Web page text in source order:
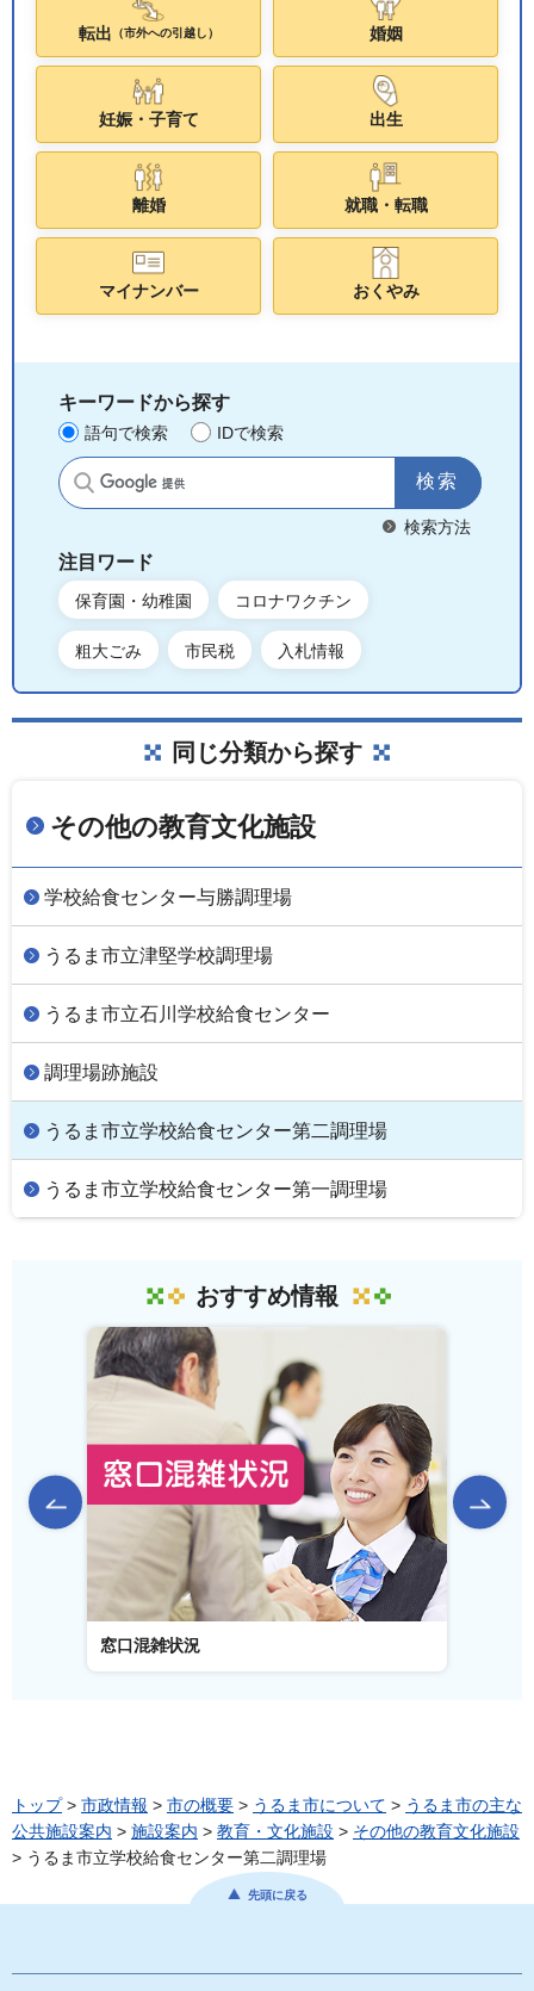
転出 （市外への引越し） 婚姻
妊娠・子育て 出生
離婚 就職・転職
マイナンバー おくやみ
キーワードから探す
語句で検索 IDで検索
サイト内検索
検索方法
注目ワード
保育園・幼稚園 コロナワクチン
粗大ごみ 市民税 入札情報
同じ分類から探す
その他の教育文化施設
学校給食センター与勝調理場
うるま市立津堅学校調理場
うるま市立石川学校給食センター
調理場跡施設
うるま市立学校給食センター第二調理場
うるま市立学校給食センター第一調理場
おすすめ情報
前のスライドを表示
窓口混雑状況
トップ> 市政情報 > 市の概要 > うるま市について > うるま市の主な
公共施設案内 > 施設案内 > 教育・文化施設 > その他の教育文化施設
> うるま市立学校給食センター第二調理場
先頭に戻る